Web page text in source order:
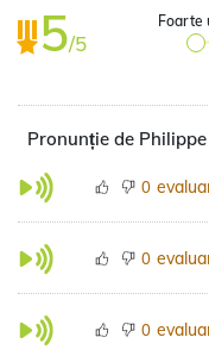
5/5
Foarte
Pronunție de
0
0
0